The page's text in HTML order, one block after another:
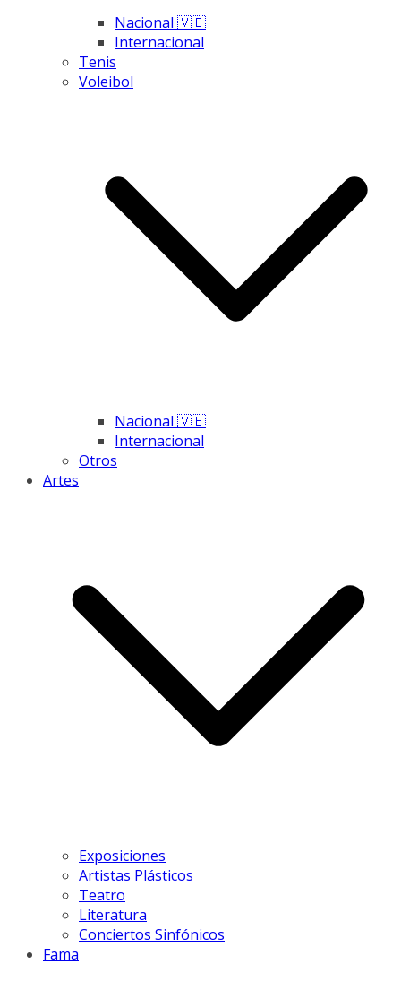
Nacional 🇻🇪
Internacional
Tenis
Voleibol
Nacional 🇻🇪
Internacional
Otros
Artes
Exposiciones
Artistas Plásticos
Teatro
Literatura
Conciertos Sinfónicos
Fama